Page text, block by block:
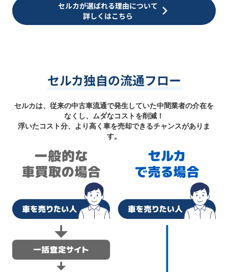
セルカが選ばれる理由について
詳しくはこちら
セルカ独自の流通フロー
セルカは、従来の中古車流通で発生していた中間業者の介在を
なくし、ムダなコストを削減！
浮いたコスト分、より高く車を売却できるチャンスがありま
す。